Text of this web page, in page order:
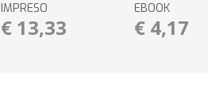
IMPRESO
€ 13,33
EBOOK
€ 4,17